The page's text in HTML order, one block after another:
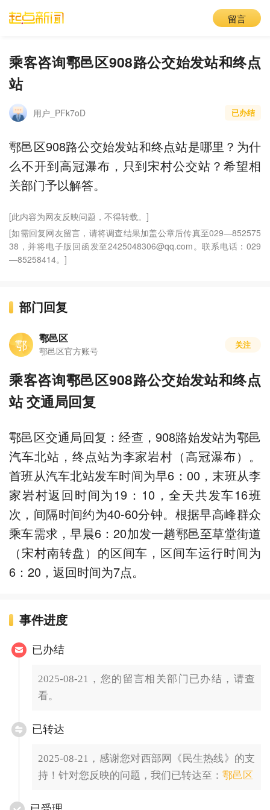
留言
乘客咨询鄠邑区908路公交始发站和终点
站
用户_PFk7oD 已办结
鄠邑区908路公交始发站和终点站是哪里？为什
么不开到高冠瀑布，只到宋村公交站？希望相
关部门予以解答。
[此内容为网友反映问题，不得转载。]
[如需回复网友留言，请将调查结果加盖公章后传真至029—852575
38，并将电子版回函发至2425048306@qq.com。联系电话：029
—85258414。]
部门回复
鄠 鄠邑区
鄠邑区官方账号
关注
乘客咨询鄠邑区908路公交始发站和终点
站 交通局回复
鄠邑区交通局回复：经查，908路始发站为鄠邑
汽车北站，终点站为李家岩村（高冠瀑布）。
首班从汽车北站发车时间为早6：00，末班从李
家岩村返回时间为19：10，全天共发车16班
次，间隔时间约为40-60分钟。根据早高峰群众
乘车需求，早晨6：20加发一趟鄠邑至草堂街道
（宋村南转盘）的区间车，区间车运行时间为
6：20，返回时间为7点。
事件进度
已办结
2025-08-21，您的留言相关部门已办结，请查
看。
已转达
2025-08-21，感谢您对西部网《民生热线》的支
持！针对您反映的问题，我们已转达至： 鄠邑区